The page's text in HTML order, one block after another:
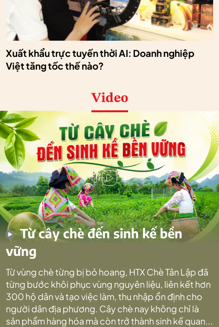
Xuất khẩu trực tuyến thời AI: Doanh nghiệp
Việt tăng tốc thế nào?
Video
Từ cây chè đến sinh kế bền
vững
Từ vùng chè từng bị bỏ hoang, HTX Chè Tân Lập đã
từng bước khôi phục vùng nguyên liệu, liên kết hơn
300 hộ dân và tạo việc làm, thu nhập ổn định cho
người dân địa phương. Cây chè nay không chỉ là
sản phẩm hàng hóa mà còn trở thành sinh kế quan...